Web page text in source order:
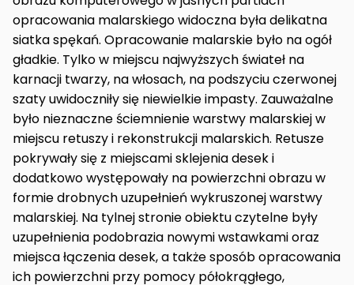
opracowania malarskiego widoczna była delikatna
siatka spękań. Opracowanie malarskie było na ogół
gładkie. Tylko w miejscu najwyższych świateł na
karnacji twarzy, na włosach, na podszyciu czerwonej
szaty uwidoczniły się niewielkie impasty. Zauważalne
było nieznaczne ściemnienie warstwy malarskiej w
miejscu retuszy i rekonstrukcji malarskich. Retusze
pokrywały się z miejscami sklejenia desek i
dodatkowo występowały na powierzchni obrazu w
formie drobnych uzupełnień wykruszonej warstwy
malarskiej. Na tylnej stronie obiektu czytelne były
uzupełnienia podobrazia nowymi wstawkami oraz
miejsca łączenia desek, a także sposób opracowania
ich powierzchni przy pomocy półokrągłego,